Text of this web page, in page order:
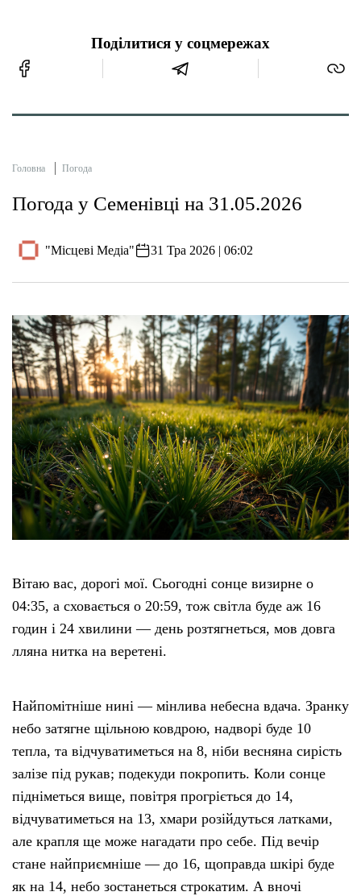
Поділитися у соцмережах
Головна Погода
Погода у Семенівці на 31.05.2026
"Місцеві Медіа" 31 Тра 2026 | 06:02
Вітаю вас, дорогі мої. Сьогодні сонце визирне о
04:35, а сховається о 20:59, тож світла буде аж 16
годин і 24 хвилини — день розтягнеться, мов довга
лляна нитка на веретені.
Найпомітніше нині — мінлива небесна вдача. Зранку
небо затягне щільною ковдрою, надворі буде 10
тепла, та відчуватиметься на 8, ніби весняна сирість
залізе під рукав; подекуди покропить. Коли сонце
підніметься вище, повітря прогріється до 14,
відчуватиметься на 13, хмари розійдуться латками,
але крапля ще може нагадати про себе. Під вечір
стане найприємніше — до 16, щоправда шкірі буде
як на 14, небо зостанеться строкатим. А вночі